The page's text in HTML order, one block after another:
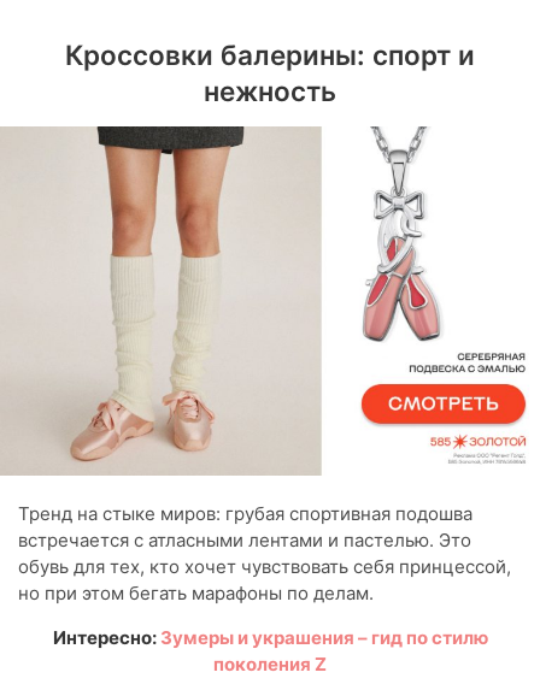
Кроссовки балерины: спорт и
нежность
Тренд на стыке миров: грубая спортивная подошва
встречается с атласными лентами и пастелью. Это
обувь для тех, кто хочет чувствовать себя принцессой,
но при этом бегать марафоны по делам.
Интересно: Зумеры и украшения – гид по стилю
поколения Z